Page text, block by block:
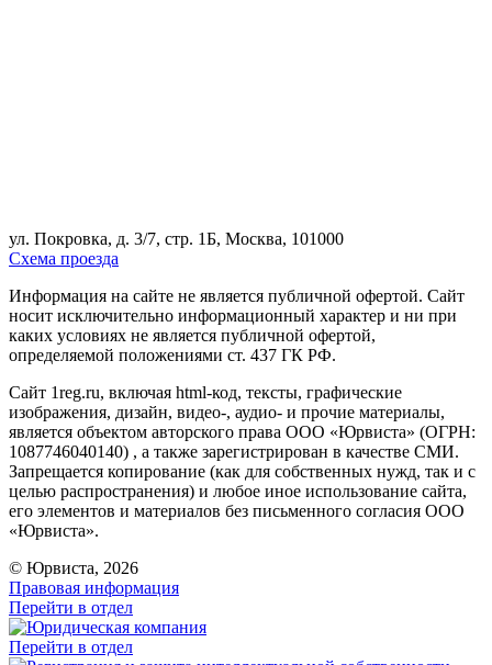
ул. Покровка, д. 3/7, стр. 1Б, Москва, 101000
Схема проезда
Информация на сайте не является публичной офертой. Cайт
носит исключительно информационный характер и ни при
каких условиях не является публичной офертой,
определяемой положениями ст. 437 ГК РФ.
Сайт 1reg.ru, включая html-код, тексты, графические
изображения, дизайн, видео-, аудио- и прочие материалы,
является объектом авторского права ООО «Юрвиста» (ОГРН:
1087746040140) , а также зарегистрирован в качестве СМИ.
Запрещается копирование (как для собственных нужд, так и с
целью распространения) и любое иное использование сайта,
его элементов и материалов без письменного согласия ООО
«Юрвиста».
© Юрвиста, 2026
Правовая информация
Перейти в отдел
Перейти в отдел